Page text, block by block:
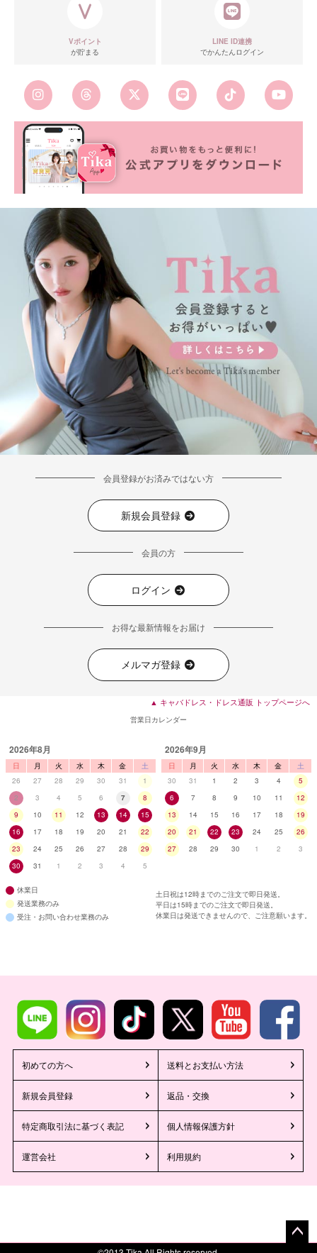
Vポイント
が貯まる
LINE ID連携
でかんたんログイン
会員登録がお済みではない方
新規会員登録
会員の方
ログイン
お得な最新情報をお届け
メルマガ登録
▲ キャバドレス・ドレス通販 トップページへ
営業日カレンダー
2026年8月
日 月 火 水 木 金
土
26
27 28 29 30 31
1
2
3 4 5 6 7
8
9
10 11 12 13 14
15
16
17 18 19 20 21
22
23
24 25 26 27 28
29
30
31 1 2 3 4 5
2026年9月
日 月 火 水 木 金
土
30
31 1 2 3 4
5
6
7 8 9 10 11
12
13
14 15 16 17 18
19
20
21 22 23 24 25
26
27
28 29 30 1 2 3
休業日
発送業務のみ
受注・お問い合わせ業務のみ
土日祝は12時までのご注文で即日発送。
平日は15時までのご注文で即日発送。
休業日は発送できませんので、ご注意願います。
初めての方へ 送料とお支払い方法
新規会員登録 返品・交換
特定商取引法に基づく表記 個人情報保護方針
運営会社 利用規約